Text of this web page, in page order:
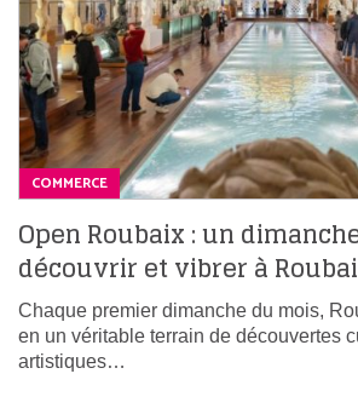
COMMERCE
Open Roubaix : un
découvrir et vibrer à
Chaque premier dimanche du mois,
en un véritable terrain de découvertes
artistiques…